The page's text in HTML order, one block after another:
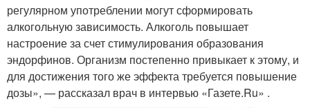
регулярном употреблении могут сформировать
алкогольную зависимость. Алкоголь повышает
настроение за счет стимулирования образования
эндорфинов. Организм постепенно привыкает к этому, и
для достижения того же эффекта требуется повышение
дозы», — рассказал врач в интервью «Газете.Ru» .